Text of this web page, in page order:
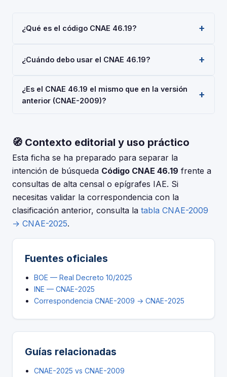
¿Qué es el código CNAE 46.19?
los agentes del comercio al por mayor no
Actividades Económicas 2025 (CNAE-2025), aprobada
por Real Decreto 10/2025. Es un código de nivel
¿Cuándo debo usar el CNAE 46.19?
'Actividades de los agentes del comercio al por mayor
no especializado'. Deberás indicarlo al darte de alta
subvenciones.
¿Es el CNAE 46.19 el mismo que en la versión
anterior (CNAE-2009)?
para verificar si el código 46.19 tuvo modificaciones. El
periodo de adaptación fue hasta el 30 de junio de
2025.
🧭 Contexto editorial y uso práctico
Esta ficha se ha preparado para separar la
intención de búsqueda Código CNAE 46.19 frente a
consultas de alta censal o epígrafes IAE. Si
necesitas validar la correspondencia con la
clasificación anterior, consulta la tabla CNAE-2009
→ CNAE-2025.
Fuentes oficiales
BOE — Real Decreto 10/2025
INE — CNAE-2025
Correspondencia CNAE-2009 → CNAE-2025
Guías relacionadas
CNAE-2025 vs CNAE-2009